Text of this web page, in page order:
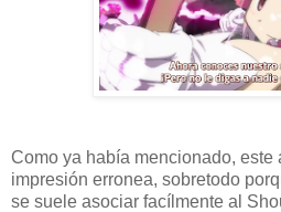
Como ya había mencionado, este
impresión erronea, sobretodo
se suele asociar facílmente al